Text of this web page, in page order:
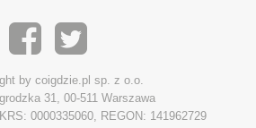
by coigdzie.pl sp. z o.o.
31, 00-511 Warszawa
0000335060, REGON: 141962729